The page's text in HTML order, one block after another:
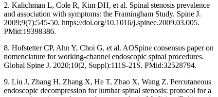
2. Kalichman L, Cole R, Kim DH, et al. Spinal stenosis prevalence
and association with symptoms: the Framingham Study. Spine J.
2009;9(7):545-50. https://doi.org/10.1016/j.spinee.2009.03.005.
PMid:19398386.
8. Hofstetter CP, Ahn Y, Choi G, et al. AOSpine consensus paper on
nomenclature for working-channel endoscopic spinal procedures.
Global Spine J. 2020;10(2, Suppl):111S-21S. PMid:32528794.
9. Liu J, Zhang H, Zhang X, He T, Zhao X, Wang Z. Percutaneous
endoscopic decompression for lumbar spinal stenosis: protocol for a